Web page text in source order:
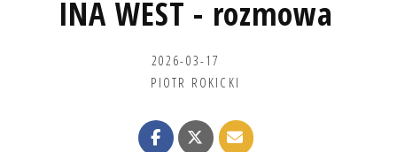
INA WEST - rozmowa
2026-03-17
PIOTR ROKICKI